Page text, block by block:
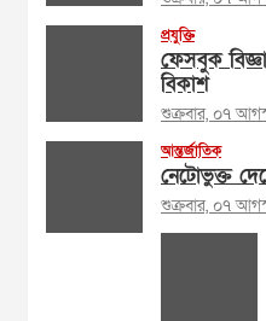
প্রযুক্তি
ফেসবুক
বিকাশ
শুক্রবার, ০৭
আন্তর্জাতিক
নেটোভুক্ত
শুক্রবার, ০৭